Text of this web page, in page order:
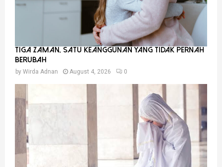
Tiga Zaman, Satu Keanggunan Yang Tidak Pernah
Berubah
by Wirda Adnan August 4, 2026 0